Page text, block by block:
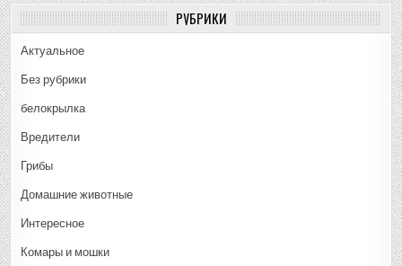
РУБРИКИ
Актуальное
Без рубрики
белокрылка
Вредители
Грибы
Домашние животные
Интересное
Комары и мошки